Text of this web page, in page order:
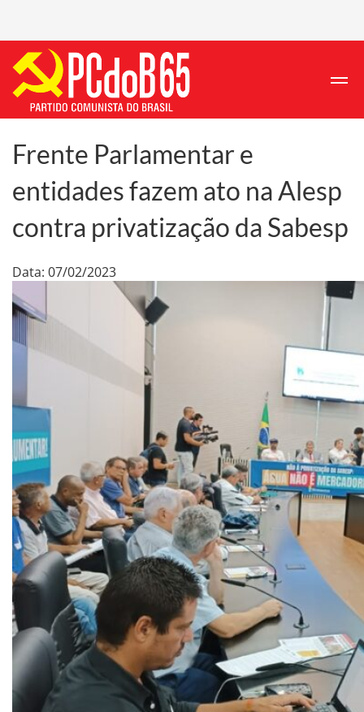
Frente Parlamentar e
entidades fazem ato na Alesp
contra privatização da Sabesp
Data: 07/02/2023